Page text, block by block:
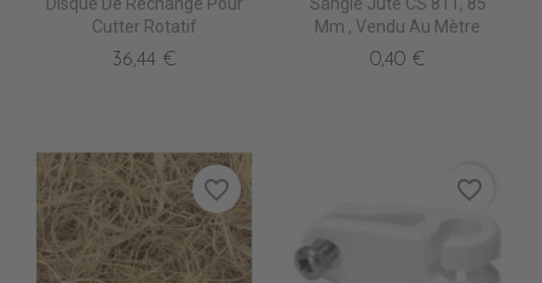
Cutter Rotatif
36,44 €
Mm , Vendu Au Mètre
0,40 €
favorite_border favorite_border